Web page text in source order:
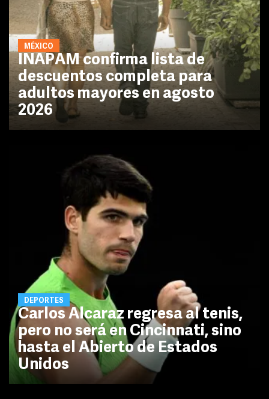
MÉXICO
INAPAM confirma lista de
descuentos completa para
adultos mayores en agosto
2026
DEPORTES
Carlos Alcaraz regresa al tenis,
pero no será en Cincinnati, sino
hasta el Abierto de Estados
Unidos